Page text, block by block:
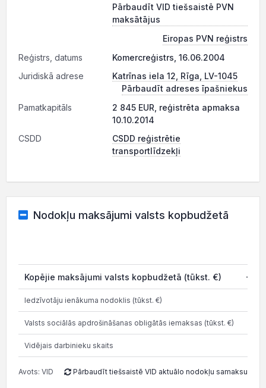
Pārbaudīt VID tiešsaistē PVN
maksātājus
Eiropas PVN reģistrs
Reģistrs, datums
Komercreģistrs, 16.06.2004
Juridiskā adrese
Katrīnas iela 12, Rīga, LV-1045
Pārbaudīt adreses īpašniekus
Pamatkapitāls
2 845 EUR, reģistrēta apmaksa
10.10.2014
CSDD
CSDD reģistrētie
transportlīdzekļi
Nodokļu maksājumi valsts kopbudžetā
Kopējie maksājumi valsts kopbudžetā (tūkst. €) -
Iedzīvotāju ienākuma nodoklis (tūkst. €)
Valsts sociālās apdrošināšanas obligātās iemaksas (tūkst. €)
Vidējais darbinieku skaits
Avots: VID Pārbaudīt tiešsaistē VID aktuālo nodokļu samaksu